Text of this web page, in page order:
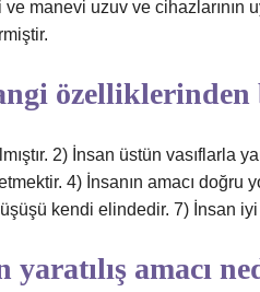
manevi uzuv ve cihazlarının
2) İnsan üstün vasıflarla
4) İnsanın amacı doğru
kendi elindedir. 7) İnsan iyi
yaratılış amacı